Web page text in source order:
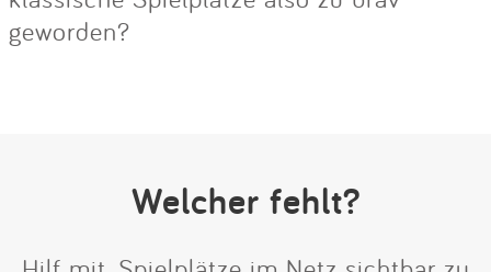
geworden?
Welcher fehlt?